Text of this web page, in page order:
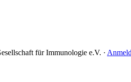
für Immunologie e.V. ·